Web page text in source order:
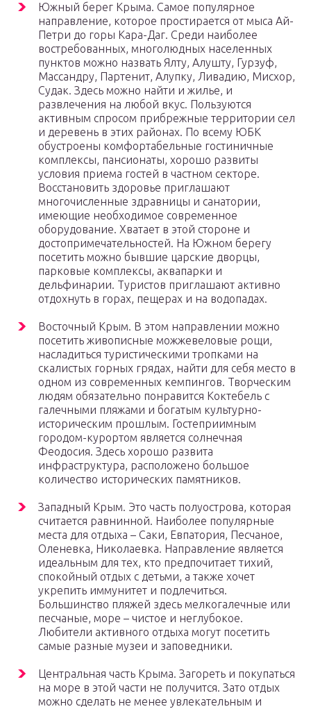
Южный берег Крыма. Самое популярное
направление, которое простирается от мыса Ай-
Петри до горы Кара-Даг. Среди наиболее
востребованных, многолюдных населенных
пунктов можно назвать Ялту, Алушту, Гурзуф,
Массандру, Партенит, Алупку, Ливадию, Мисхор,
Судак. Здесь можно найти и жилье, и
развлечения на любой вкус. Пользуются
активным спросом прибрежные территории сел
и деревень в этих районах. По всему ЮБК
обустроены комфортабельные гостиничные
комплексы, пансионаты, хорошо развиты
условия приема гостей в частном секторе.
Восстановить здоровье приглашают
многочисленные здравницы и санатории,
имеющие необходимое современное
оборудование. Хватает в этой стороне и
достопримечательностей. На Южном берегу
посетить можно бывшие царские дворцы,
парковые комплексы, аквапарки и
дельфинарии. Туристов приглашают активно
отдохнуть в горах, пещерах и на водопадах.
Восточный Крым. В этом направлении можно
посетить живописные можжевеловые рощи,
насладиться туристическими тропками на
скалистых горных грядах, найти для себя место в
одном из современных кемпингов. Творческим
людям обязательно понравится Коктебель с
галечными пляжами и богатым культурно-
историческим прошлым. Гостеприимным
городом-курортом является солнечная
Феодосия. Здесь хорошо развита
инфраструктура, расположено большое
количество исторических памятников.
Западный Крым. Это часть полуострова, которая
считается равнинной. Наиболее популярные
места для отдыха – Саки, Евпатория, Песчаное,
Оленевка, Николаевка. Направление является
идеальным для тех, кто предпочитает тихий,
спокойный отдых с детьми, а также хочет
укрепить иммунитет и подлечиться.
Большинство пляжей здесь мелкогалечные или
песчаные, море – чистое и неглубокое.
Любители активного отдыха могут посетить
самые разные музеи и заповедники.
Центральная часть Крыма. Загореть и покупаться
на море в этой части не получится. Зато отдых
можно сделать не менее увлекательным и